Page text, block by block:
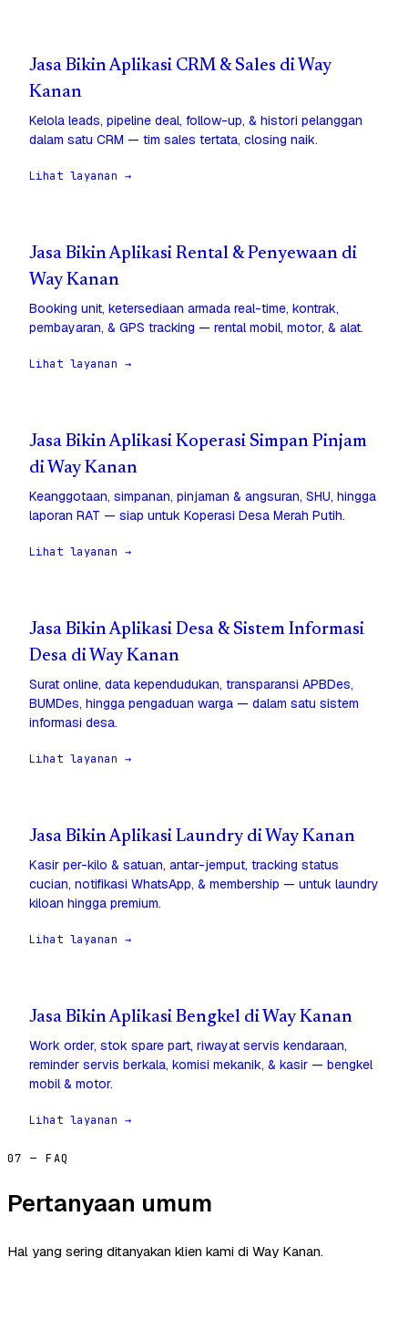
Jasa Bikin Aplikasi CRM & Sales di Way
Kanan
Kelola leads, pipeline deal, follow-up, & histori pelanggan
dalam satu CRM — tim sales tertata, closing naik.
Lihat layanan →
Jasa Bikin Aplikasi Rental & Penyewaan di
Way Kanan
Booking unit, ketersediaan armada real-time, kontrak,
pembayaran, & GPS tracking — rental mobil, motor, & alat.
Lihat layanan →
Jasa Bikin Aplikasi Koperasi Simpan Pinjam
di Way Kanan
Keanggotaan, simpanan, pinjaman & angsuran, SHU, hingga
laporan RAT — siap untuk Koperasi Desa Merah Putih.
Lihat layanan →
Jasa Bikin Aplikasi Desa & Sistem Informasi
Desa di Way Kanan
Surat online, data kependudukan, transparansi APBDes,
BUMDes, hingga pengaduan warga — dalam satu sistem
informasi desa.
Lihat layanan →
Jasa Bikin Aplikasi Laundry di Way Kanan
Kasir per-kilo & satuan, antar-jemput, tracking status
cucian, notifikasi WhatsApp, & membership — untuk laundry
kiloan hingga premium.
Lihat layanan →
Jasa Bikin Aplikasi Bengkel di Way Kanan
Work order, stok spare part, riwayat servis kendaraan,
reminder servis berkala, komisi mekanik, & kasir — bengkel
mobil & motor.
Lihat layanan →
07 — FAQ
Pertanyaan umum
Hal yang sering ditanyakan klien kami di Way Kanan.